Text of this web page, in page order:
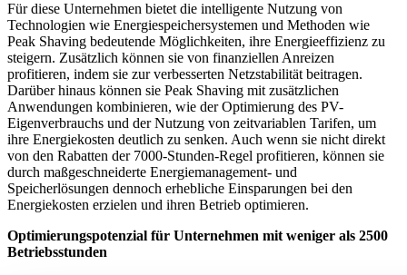
Für diese Unternehmen bietet die intelligente Nutzung von
Technologien wie Energiespeichersystemen und Methoden wie
Peak Shaving bedeutende Möglichkeiten, ihre Energieeffizienz zu
steigern. Zusätzlich können sie von finanziellen Anreizen
profitieren, indem sie zur verbesserten Netzstabilität beitragen.
Darüber hinaus können sie Peak Shaving mit zusätzlichen
Anwendungen kombinieren, wie der Optimierung des PV-
Eigenverbrauchs und der Nutzung von zeitvariablen Tarifen, um
ihre Energiekosten deutlich zu senken. Auch wenn sie nicht direkt
von den Rabatten der 7000-Stunden-Regel profitieren, können sie
durch maßgeschneiderte Energiemanagement- und
Speicherlösungen dennoch erhebliche Einsparungen bei den
Energiekosten erzielen und ihren Betrieb optimieren.
Optimierungspotenzial für Unternehmen mit weniger als 2500
Betriebsstunden